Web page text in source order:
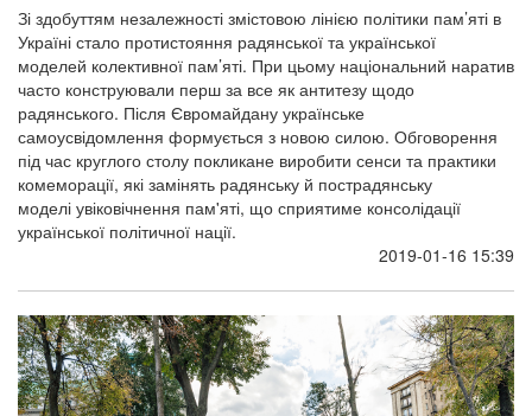
Зі здобуттям незалежності змістовою лінією політики пам’яті в
Україні стало протистояння радянської та української
моделей колективної пам’яті. При цьому національний наратив
часто конструювали перш за все як антитезу щодо
радянського. Після Євромайдану українське
самоусвідомлення формується з новою силою. Обговорення
під час круглого столу покликане виробити сенси та практики
комеморації, які замінять радянську й пострадянську
моделі увіковічнення пам'яті, що сприятиме консолідації
української політичної нації.
2019-01-16 15:39